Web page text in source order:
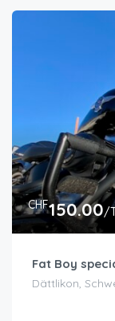
CHF150.00/
Fat Boy
Dättlikon,